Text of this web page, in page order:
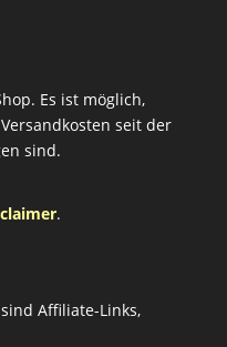
Es ist möglich,
seit der
sind.
.
Affiliate-Links,